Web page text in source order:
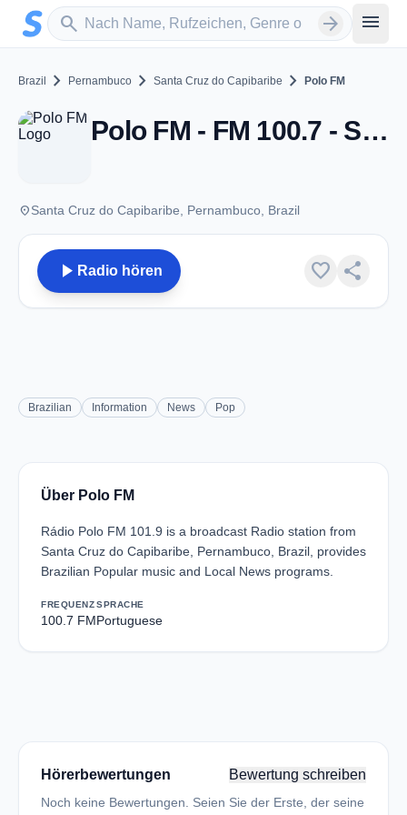
Zum Hauptinhalt springen
search
Sender suchen arrow_forward menu
Brazil chevron_right Pernambuco chevron_right Santa Cruz do Capibaribe chevron_right Polo FM
Polo FM - FM 100.7 - Santa Cruz do Capibaribe
placeSanta Cruz do Capibaribe, Pernambuco, Brazil
play_arrow Radio hören favorite share
Brazilian Information News Pop
Über Polo FM
Rádio Polo FM 101.9 is a broadcast Radio station from
Santa Cruz do Capibaribe, Pernambuco, Brazil, provides
Brazilian Popular music and Local News programs.
FREQUENZ
100.7 FM
SPRACHE
Portuguese
Hörerbewertungen Bewertung schreiben
Noch keine Bewertungen. Seien Sie der Erste, der seine